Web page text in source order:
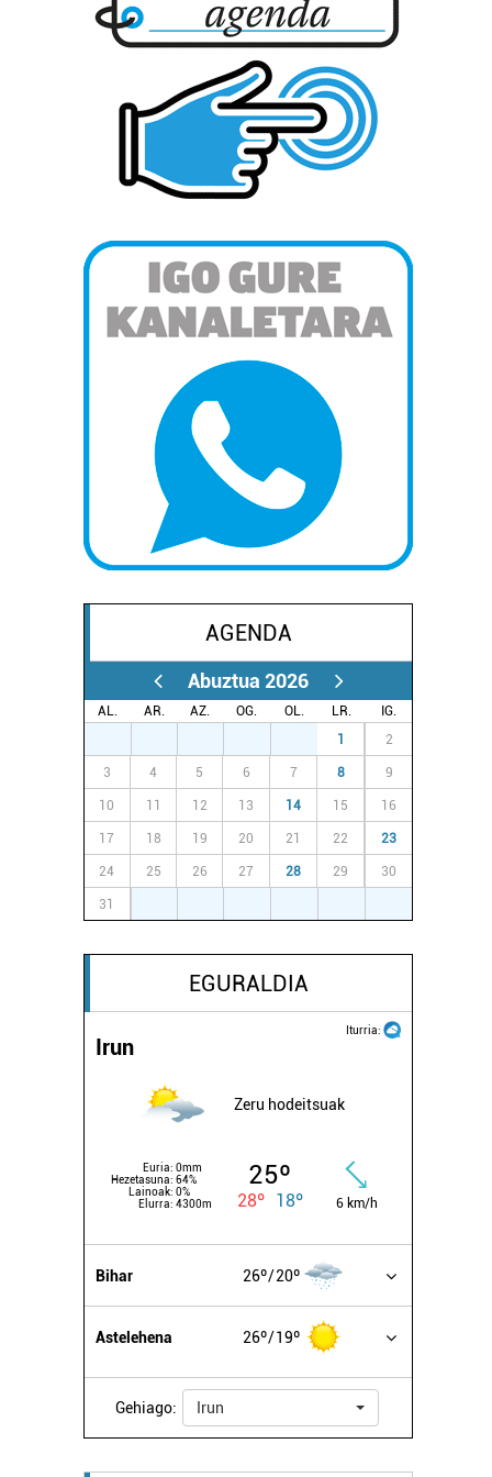
AGENDA
Abuztua 2026
AL. AR. AZ. OG. OL. LR.
IG.
1 2
3 4 5 6 7 8 9
10 11 12 13 14 15 16
17 18 19 20 21 22 23
24 25 26 27 28 29 30
31
EGURALDIA
Iturria:
Irun
Zeru hodeitsuak
Euria: 0mm
Hezetasuna: 64%
Lainoak: 0%
Elurra: 4300m
25º
28º 18º 6 km/h
Bihar 26º 20º
Astelehena 26º 19º
Gehiago: Irun